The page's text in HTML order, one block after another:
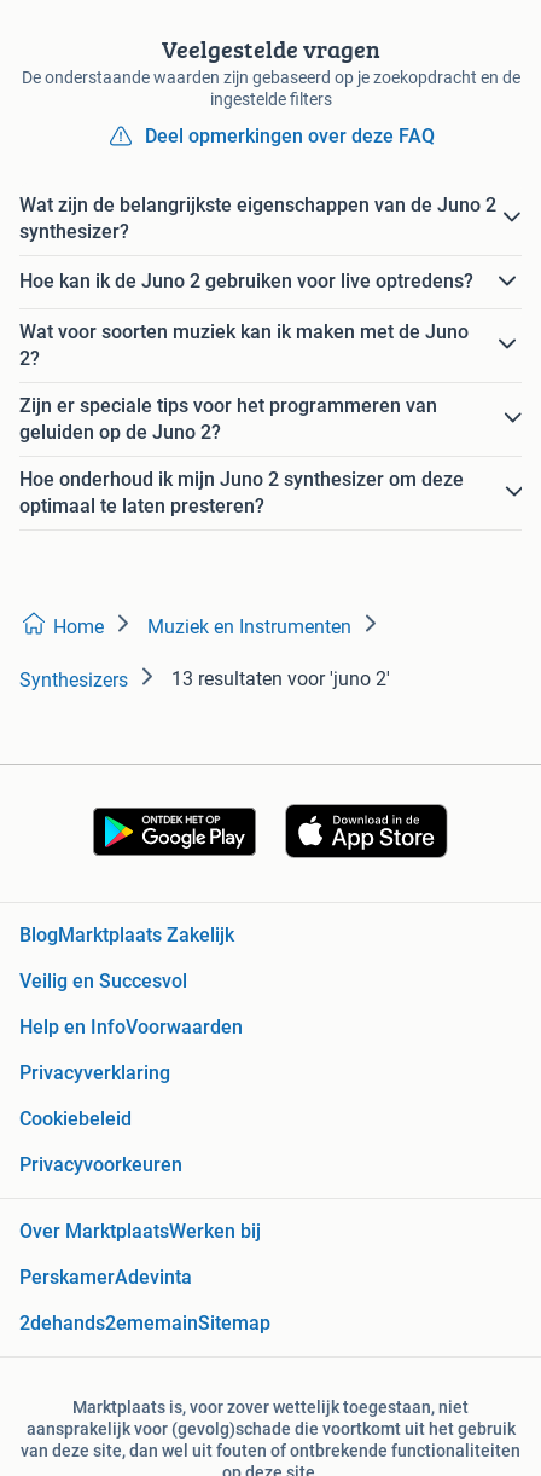
Veelgestelde vragen
De onderstaande waarden zijn gebaseerd op je zoekopdracht en de
ingestelde filters
Deel opmerkingen over deze FAQ
Wat zijn de belangrijkste eigenschappen van de Juno 2
synthesizer?
Hoe kan ik de Juno 2 gebruiken voor live optredens?
Wat voor soorten muziek kan ik maken met de Juno
2?
Zijn er speciale tips voor het programmeren van
geluiden op de Juno 2?
Hoe onderhoud ik mijn Juno 2 synthesizer om deze
optimaal te laten presteren?
Home Muziek en Instrumenten
Synthesizers 13 resultaten voor 'juno 2'
BlogMarktplaats Zakelijk
Veilig en Succesvol
Help en InfoVoorwaarden
Privacyverklaring
Cookiebeleid
Privacyvoorkeuren
Over MarktplaatsWerken bij
PerskamerAdevinta
2dehands2ememainSitemap
Marktplaats is, voor zover wettelijk toegestaan, niet
aansprakelijk voor (gevolg)schade die voortkomt uit het gebruik
van deze site, dan wel uit fouten of ontbrekende functionaliteiten